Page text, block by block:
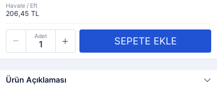
Havale / Eft
206,45 TL
Adet
Ürün Açıklaması